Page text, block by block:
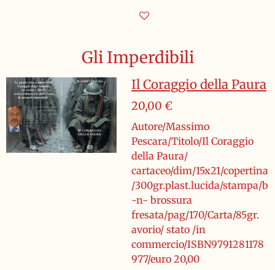
Gli Imperdibili
Il Coraggio della Paura
20,00 €
Autore/Massimo
Pescara/Titolo/Il Coraggio
della Paura/
cartaceo/dim/15x21/copertina
/300gr.plast.lucida/stampa/b
-n- brossura
fresata/pag/170/Carta/85gr.
avorio/ stato /in
commercio/ISBN9791281178
977/euro 20,00